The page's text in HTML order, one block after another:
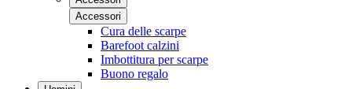
Accessori
Cura delle scarpe
Barefoot calzini
Imbottitura per scarpe
Buono regalo